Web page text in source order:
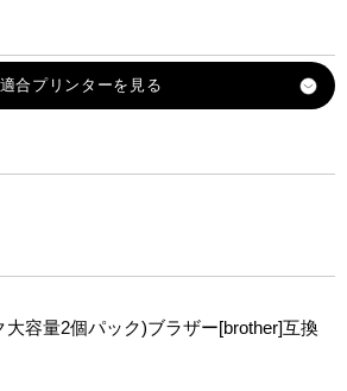
大容量2個パック)ブラザー[brother]互換